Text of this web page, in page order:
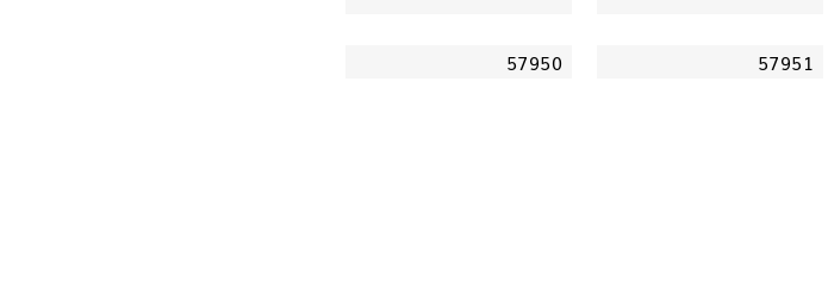
57950 57951